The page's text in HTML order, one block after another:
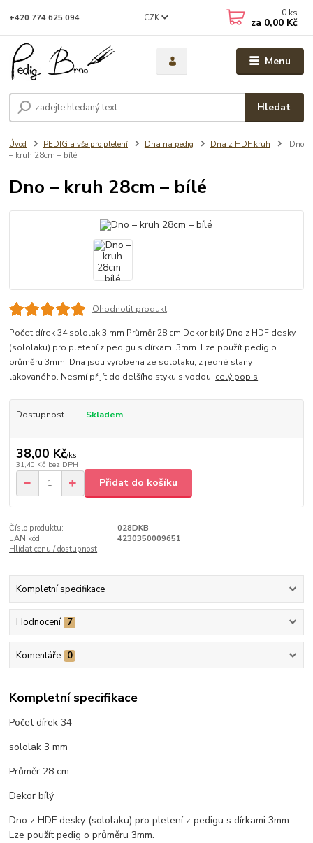
Menu
CZK
Hledat
+420 774 625 094 0 ks
za 0,00 Kč
Úvod PEDIG a vše pro pletení Dna na pedig Dna z HDF kruh
Dno
– kruh 28cm – bílé
Dno – kruh 28cm – bílé
Ohodnotit produkt
Počet dírek 34 sololak 3 mm Průměr 28 cm Dekor bílý Dno z HDF desky
(sololaku) pro pletení z pedigu s dírkami 3mm. Lze použít pedig o
průměru 3mm. Dna jsou vyrobena ze sololaku, z jedné stany
lakovaného. Nesmí přijít do delšího styku s vodou. celý popis
Dostupnost Skladem
38,00 Kč/ks
31,40 Kč bez DPH
Přidat do košíku
Číslo produktu:
028DKB
EAN kód:
4230350009651
Hlídat cenu / dostupnost
Kompletní specifikace
Hodnocení 7
Komentáře 0
Kompletní specifikace
Počet dírek 34
sololak 3 mm
Průměr 28 cm
Dekor bílý
Dno z HDF desky (sololaku) pro pletení z pedigu s dírkami 3mm.
Lze použít pedig o průměru 3mm.